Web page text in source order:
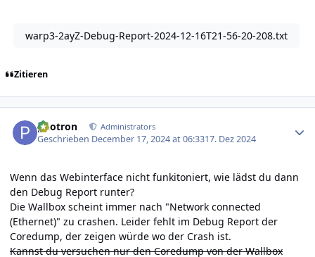
warp3-2ayZ-Debug-Report-2024-12-16T21-56-20-208.txt
Zitieren
photron Administrators
Geschrieben December 17, 2024 at 06:3317. Dez 2024
Wenn das Webinterface nicht funkitoniert, wie lädst du dann
den Debug Report runter?
Die Wallbox scheint immer nach "Network connected
(Ethernet)" zu crashen. Leider fehlt im Debug Report der
Coredump, der zeigen würde wo der Crash ist.
Kannst du versuchen nur den Coredump von der Wallbox